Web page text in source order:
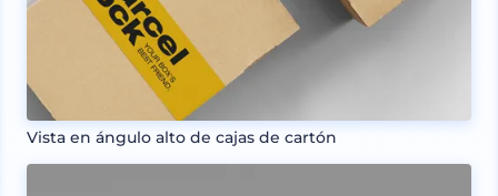
Vista en ángulo alto de cajas de cartón